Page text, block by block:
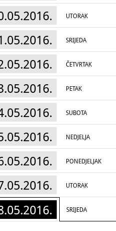
UTORAK
SRIJEDA
ČETVRTAK
PETAK
SUBOTA
NEDJELJA
PONEDJELJAK
UTORAK
SRIJEDA